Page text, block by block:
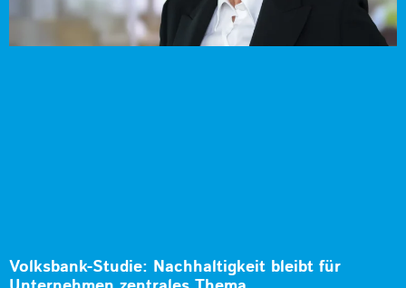
Volksbank-Studie: Nachhaltigkeit bleibt für